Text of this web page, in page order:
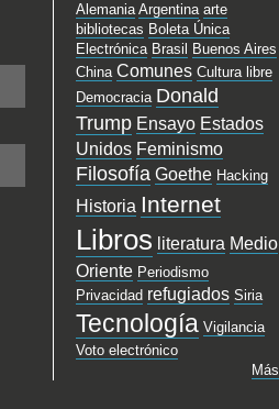
Alemania Argentina arte
bibliotecas Boleta Única
Electrónica Brasil
Buenos Aires
China Comunes Cultura libre
Democracia Donald
Trump Ensayo Estados
Unidos Feminismo
Filosofía Goethe Hacking
Historia Internet
Libros literatura Medio
Oriente Periodismo
Privacidad refugiados Siria
Tecnología Vigilancia
Voto electrónico
Más